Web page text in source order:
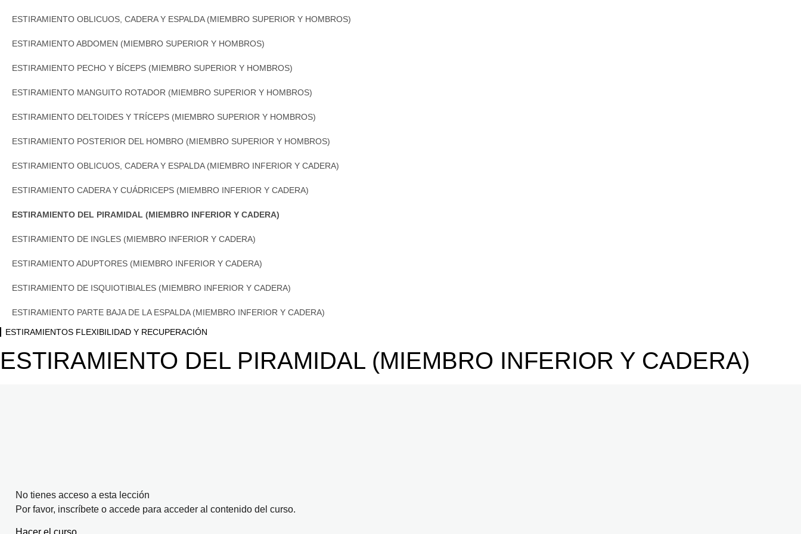
ROTACIÓN CADERA SUELO (MOVILIDAD)
BOULDER A UNA MANO (FUERZA Y COORDINACIÓN)
PLANCHA MANO A RODILLA (FUERZA Y COORDINACIÓN)
PLANCHA MANO A CADERA (FUERZA Y COORDINACIÓN)
PLANCHA MANO A HOMBRO (FUERZA Y COORDINACIÓN)
CAMBIO DE MANO (FUERZA Y COORDINACIÓN)
ESTIRAMIENTO OBLICUOS, CADERA Y ESPALDA (MIEMBRO SUPERIOR Y HOMBROS)
ESTIRAMIENTO ABDOMEN (MIEMBRO SUPERIOR Y HOMBROS)
ESTIRAMIENTO PECHO Y BÍCEPS (MIEMBRO SUPERIOR Y HOMBROS)
ESTIRAMIENTO MANGUITO ROTADOR (MIEMBRO SUPERIOR Y HOMBROS)
ESTIRAMIENTO DELTOIDES Y TRÍCEPS (MIEMBRO SUPERIOR Y HOMBROS)
ESTIRAMIENTO POSTERIOR DEL HOMBRO (MIEMBRO SUPERIOR Y HOMBROS)
ESTIRAMIENTO OBLICUOS, CADERA Y ESPALDA (MIEMBRO INFERIOR Y CADERA)
ESTIRAMIENTO CADERA Y CUÁDRICEPS (MIEMBRO INFERIOR Y CADERA)
ESTIRAMIENTO DEL PIRAMIDAL (MIEMBRO INFERIOR Y CADERA)
ESTIRAMIENTO DE INGLES (MIEMBRO INFERIOR Y CADERA)
ESTIRAMIENTO ADUPTORES (MIEMBRO INFERIOR Y CADERA)
ESTIRAMIENTO DE ISQUIOTIBIALES (MIEMBRO INFERIOR Y CADERA)
ESTIRAMIENTO PARTE BAJA DE LA ESPALDA (MIEMBRO INFERIOR Y CADERA)
ESTIRAMIENTOS FLEXIBILIDAD Y RECUPERACIÓN
ESTIRAMIENTO DEL PIRAMIDAL (MIEMBRO INFERIOR Y CADERA)
No tienes acceso a esta lección
Por favor, inscríbete o accede para acceder al contenido del curso.